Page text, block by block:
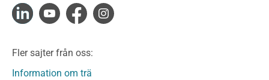
Konstruktionsvirke Fingerskarvat Obehandlat
Limträ
Fanerträ
Fanerträ Obehandlat
Fler sajter från oss:
Information om trä